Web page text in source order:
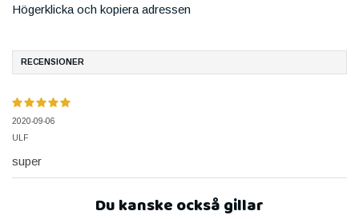
Högerklicka och kopiera adressen
RECENSIONER
2020-09-06
ULF
super
Du kanske också gillar